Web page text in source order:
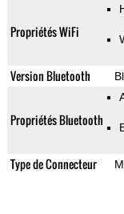
Propriétés WiFi
Version Bluetooth
Propriétés Bluetooth
Type de Connecteur